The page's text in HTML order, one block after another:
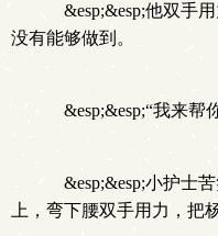
&esp;&esp;他双手
没有能够做到。
&esp;&esp;“我来帮
&esp;&esp;小护士
上，弯下腰双手用力，把